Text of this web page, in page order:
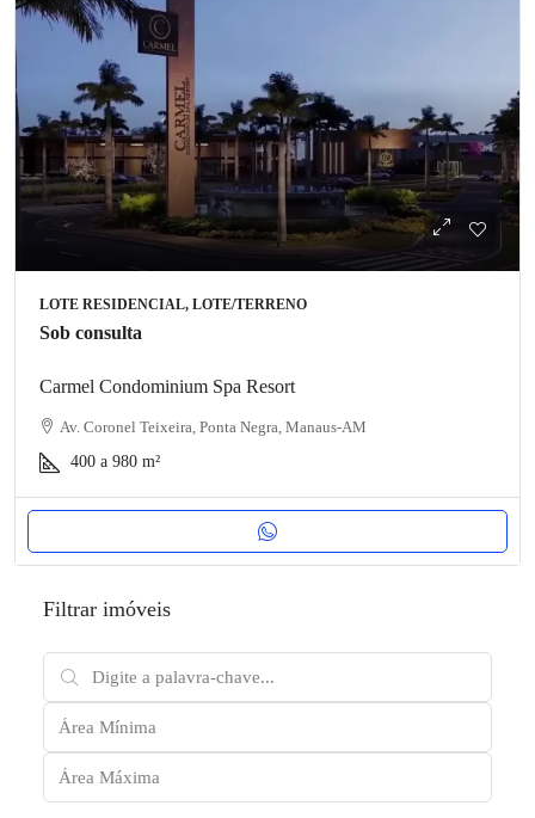
LOTE RESIDENCIAL, LOTE/TERRENO
Sob consulta
Carmel Condominium Spa Resort
Av. Coronel Teixeira, Ponta Negra, Manaus-AM
400 a 980 m²
Filtrar imóveis